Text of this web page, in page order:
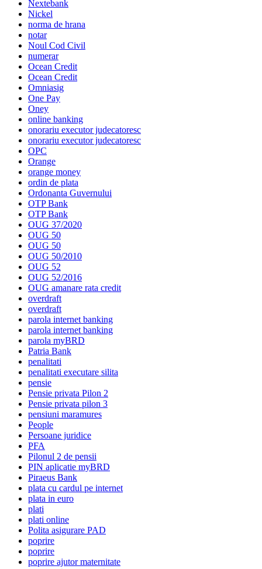
Nextebank
Nickel
norma de hrana
notar
Noul Cod Civil
numerar
Ocean Credit
Ocean Credit
Omniasig
One Pay
Oney
online banking
onorariu executor judecatoresc
onorariu executor judecatoresc
OPC
Orange
orange money
ordin de plata
Ordonanta Guvernului
OTP Bank
OTP Bank
OUG 37/2020
OUG 50
OUG 50
OUG 50/2010
OUG 52
OUG 52/2016
OUG amanare rata credit
overdraft
overdraft
parola internet banking
parola internet banking
parola myBRD
Patria Bank
penalitati
penalitati executare silita
pensie
Pensie privata Pilon 2
Pensie privata pilon 3
pensiuni maramures
People
Persoane juridice
PFA
Pilonul 2 de pensii
PIN aplicatie myBRD
Piraeus Bank
plata cu cardul pe internet
plata in euro
plati
plati online
Polita asigurare PAD
poprire
poprire
poprire ajutor maternitate